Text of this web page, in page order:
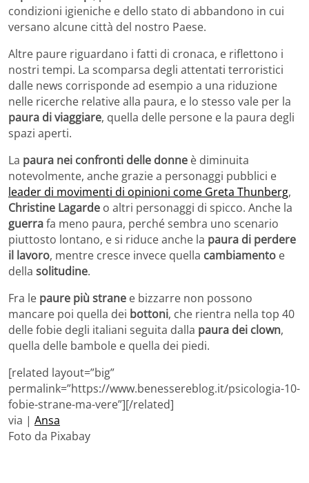
condizioni igieniche e dello stato di abbandono in cui
versano alcune città del nostro Paese.
Altre paure riguardano i fatti di cronaca, e riflettono i
nostri tempi. La scomparsa degli attentati terroristici
dalle news corrisponde ad esempio a una riduzione
nelle ricerche relative alla paura, e lo stesso vale per la
paura di viaggiare, quella delle persone e la paura degli
spazi aperti.
La paura nei confronti delle donne è diminuita
notevolmente, anche grazie a personaggi pubblici e
leader di movimenti di opinioni come Greta Thunberg,
Christine Lagarde o altri personaggi di spicco. Anche la
guerrafa meno paura, perché sembra uno scenario
piuttosto lontano, e si riduce anche la paura di perdere
il lavoro, mentre cresce invece quella cambiamento e
della solitudine.
Fra le paure più strane e bizzarre non possono
mancare poi quella dei bottoni, che rientra nella top 40
delle fobie degli italiani seguita dalla paura dei clown,
quella delle bambole e quella dei piedi.
[related layout=”big”
permalink=”https://www.benessereblog.it/psicologia-10-
fobie-strane-ma-vere”][/related]
via | Ansa
Foto da Pixabay